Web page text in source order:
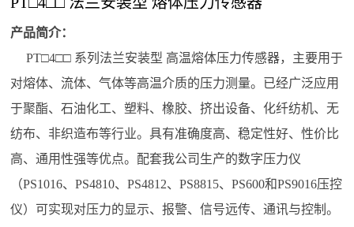
器
方
解
决
方
联
我
系
线
产品简介：
PT□4□□ 系列法兰安装型 高温熔体压力传感器，主要用于
对熔体、流体、气体等高温介质的压力测量。已经广泛应用
于聚酯、石油化工、塑料、橡胶、挤出设备、化纤纺机、无
纺布、非织造布等行业。具有准确度高、稳定性好、性价比
高、通用性强等优点。配套我公司生产的数字压力仪
（PS1016、PS4810、PS4812、PS8815、PS600和PS9016压控
仪）可实现对压力的显示、报警、信号远传、通讯与控制。